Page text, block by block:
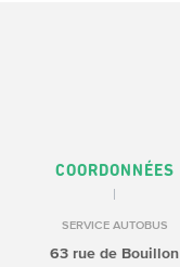
COORDONNÉES
SERVICE AUTOBUS
63 rue de Bouillon